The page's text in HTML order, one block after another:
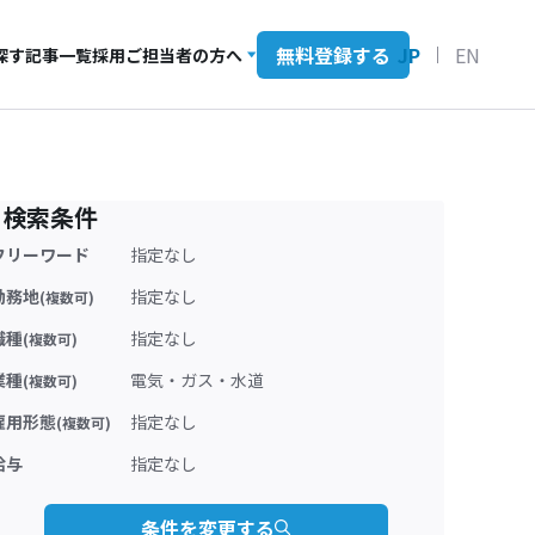
す記事一覧採用ご担当者の方へ 無料登録する JP EN
検索条件
リーワード
指定なし
務地(複数可)
指定なし
種(複数可)
指定なし
種(複数可)
電気・ガス・水道
用形態(複数可)
指定なし
与
指定なし
条件を変更する